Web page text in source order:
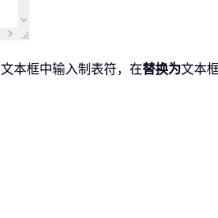
文本框中输入制表符，在替换为文本